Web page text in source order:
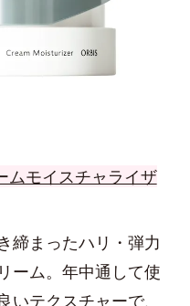
ムモイスチャライザ
締まったハリ・弾力
ーム。年中通して使
テクスチャーで、